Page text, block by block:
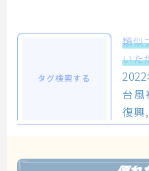
タグ検索する
類似
いた
2022
台風
復興,